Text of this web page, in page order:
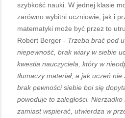
szybkość nauki. W jednej klasie
zarówno wybitni uczniowie, jak i
matematyki może być przez to
Robert Berger - Trzeba brać pod
niepewność, brak wiary w siebie
kwestia nauczyciela, który w
tłumaczy materiał, a jak uczeń
brak pewności siebie boi się
powoduje to zaległości.
zamiast wspierać, utwierdza w